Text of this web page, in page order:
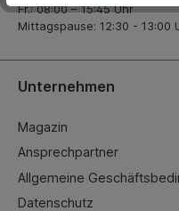
Fr.: 08:00 – 15:45 Uhr
Mittagspause: 12:30 - 13:00
Unternehmen
Magazin
Ansprechpartner
Allgemeine
Datenschutz